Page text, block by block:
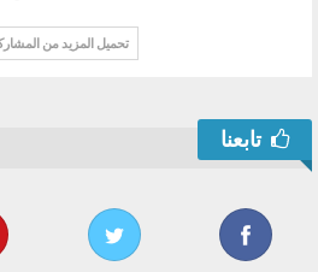
تحميل المزيد من
تابعنا